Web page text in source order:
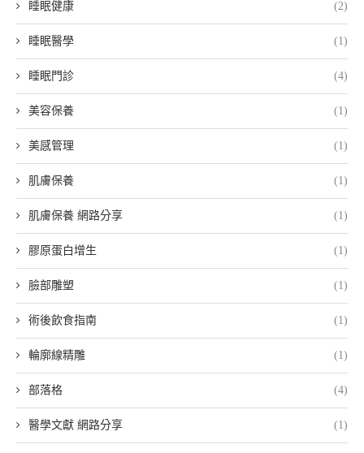
睡眠健康 (2)
睡眠醫學 (1)
睡眠門診 (4)
美容保養 (1)
美感管理 (1)
肌膚保養 (1)
肌膚保養 網路分享 (1)
膠原蛋白增生 (1)
臉部雕塑 (1)
術後飲食指南 (1)
輪廓線精雕 (1)
部落格 (4)
醫學文獻 網路分享 (1)